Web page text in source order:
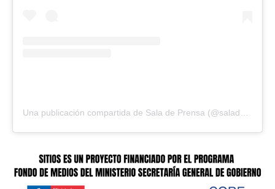
Una publicación compartida de Sala de Prensa (@saladeprensacl)